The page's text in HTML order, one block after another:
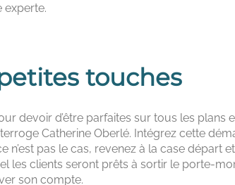
experte.
touches
devoir d’être parfaites sur tous les plans
Catherine Oberlé. Intégrez cette
n’est pas le cas, revenez à la case
les clients seront prêts à sortir le porte-
son compte.